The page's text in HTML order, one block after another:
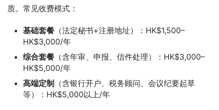
质。常见收费模式：
基础套餐 （法定秘书+注册地址）：HK$1,500–
HK$3,000/年
综合套餐 （含年审、申报、信件处理）：HK$3,000–
HK$5,000/年
高端定制 （含银行开户、税务顾问、会议纪要起草
等）：HK$5,000以上/年